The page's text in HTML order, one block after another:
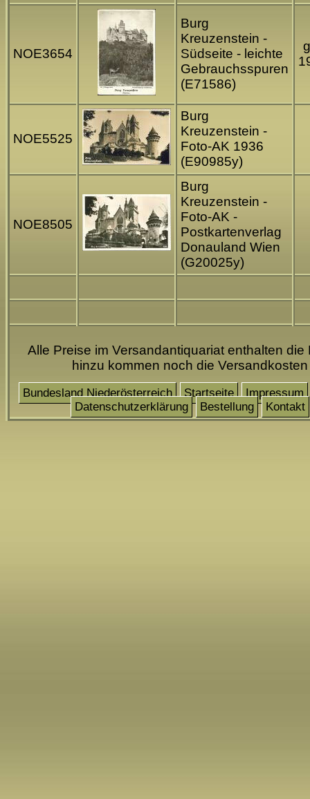
NOE3654
Burg
Kreuzenstein -
Südseite - leichte
Gebrauchsspuren
(E71586)
NOE5525
Burg
Kreuzenstein -
Foto-AK 1936
(E90985y)
NOE8505
Burg
Kreuzenstein -
Foto-AK -
Postkartenverlag
Donauland Wien
(G20025y)
Alle Preise im Versandantiquariat enthalten die
hinzu kommen noch die Versandkosten
Bundesland Niederösterreich Startseite
Impressum
Datenschutzerklärung
Bestellung Kontakt